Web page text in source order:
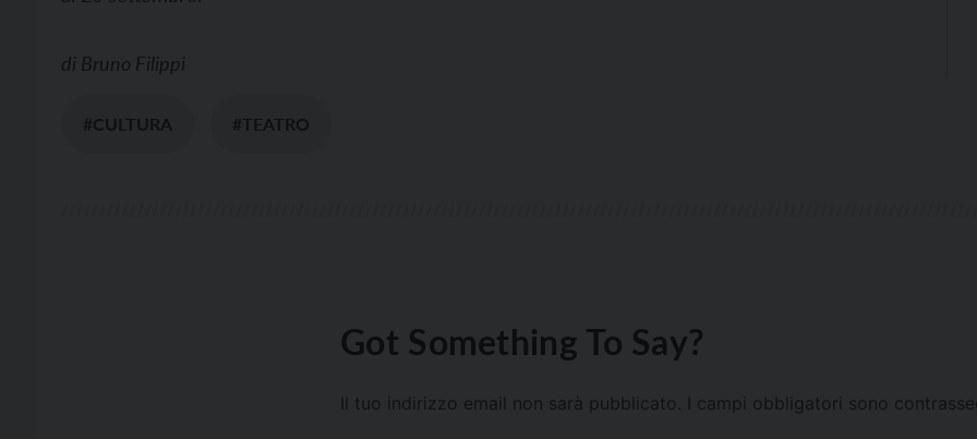
di Bruno Filippi
#CULTURA #TEATRO
Got Something To Say?
Il tuo indirizzo email non sarà pubblicato. I campi obbligatori sono